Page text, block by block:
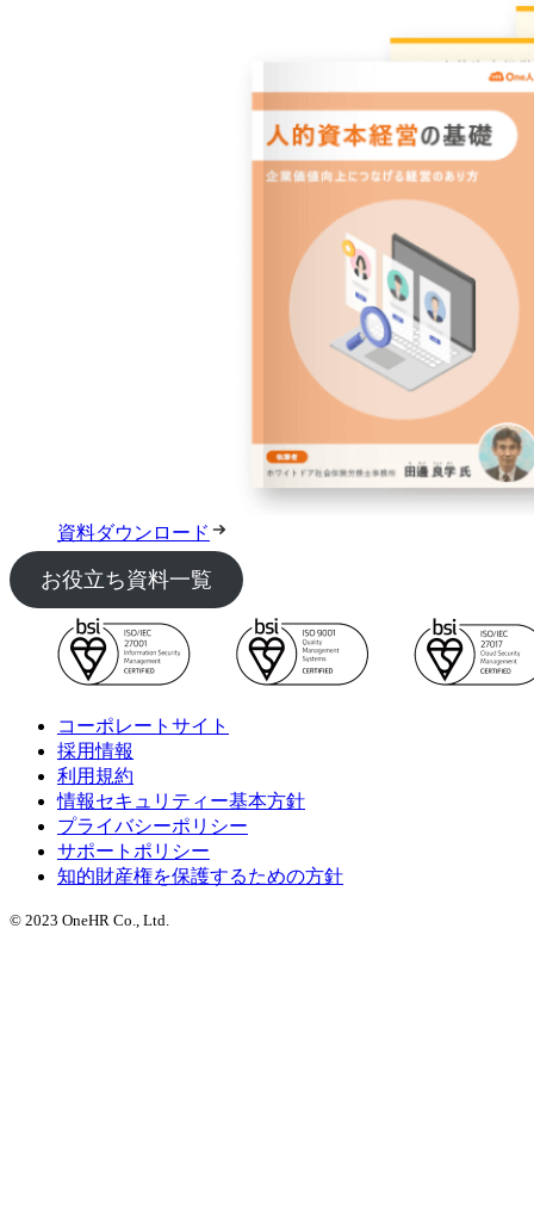
資料ダウンロード
お役立ち資料一覧
コーポレートサイト
採用情報
利用規約
情報セキュリティー基本方針
プライバシーポリシー
サポートポリシー
知的財産権を保護するための方針
© 2023 OneHR Co., Ltd.